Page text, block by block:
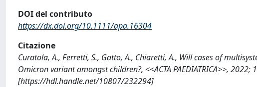
DOI del contributo
https://dx.doi.org/10.1111/apa.16304
Citazione
Curatola, A., Ferretti, S., Gatto, A., Chiaretti, A., Will cases of
Omicron variant amongst children?, <<ACTA PAEDIATRICA>>,
[https://hdl.handle.net/10807/232294]